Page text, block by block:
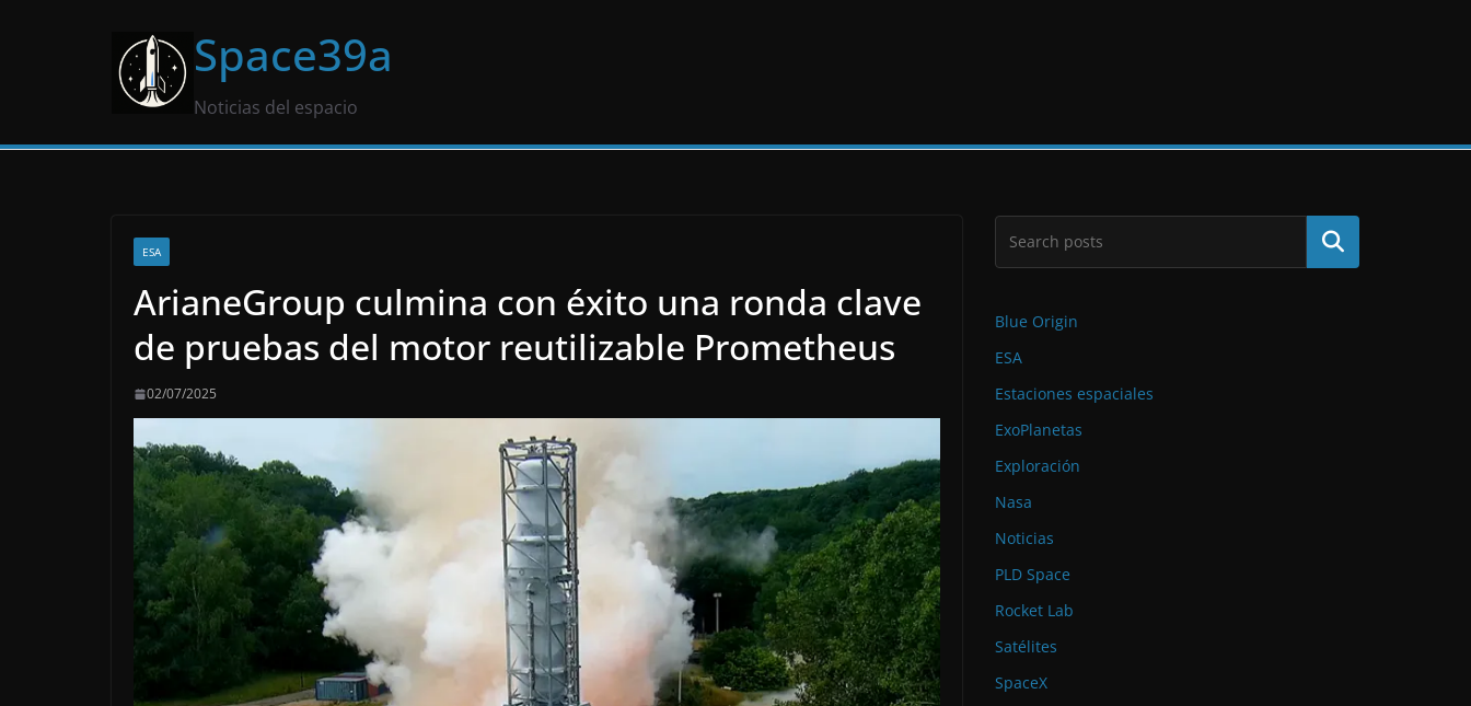
Space39a
Noticias del espacio
ESA
ArianeGroup culmina con éxito una ronda clave
de pruebas del motor reutilizable Prometheus
02/07/2025
Buscar
Blue Origin
ESA
Estaciones espaciales
ExoPlanetas
Exploración
Nasa
Noticias
PLD Space
Rocket Lab
Satélites
SpaceX